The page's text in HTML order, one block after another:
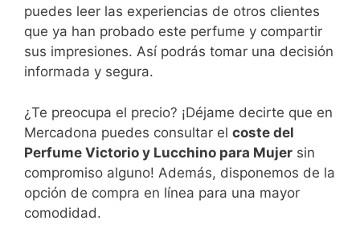
puedes leer las experiencias de otros clientes
que ya han probado este perfume y compartir
sus impresiones. Así podrás tomar una decisión
informada y segura.
¿Te preocupa el precio? ¡Déjame decirte que en
Mercadona puedes consultar el coste del
Perfume Victorio y Lucchino para Mujer sin
compromiso alguno! Además, disponemos de la
opción de compra en línea para una mayor
comodidad.